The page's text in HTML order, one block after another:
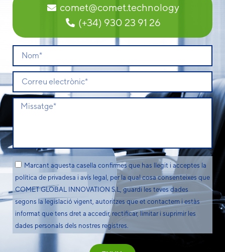
comet@comet.technology
(+34) 930 23 91 26
Marcant aquesta casella confirmes que has llegit i acceptes la
política de privadesa i avís legal, per la qual cosa consenteixes que
COMET GLOBAL INNOVATION S.L, guardi les teves dades
segons la legislació vigent, autoritzes que et contactem i estàs
informat que tens dret a accedir, rectificar, limitar i suprimir les
dades personals dels nostres registres.